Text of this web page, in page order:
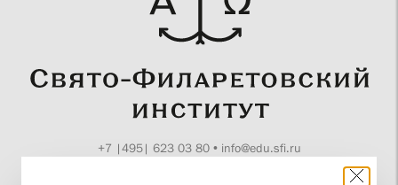
+7 |495| 623 03 80• info@edu.sfi.ru